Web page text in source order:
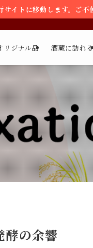
イトに移動します。ご
リジナル品 酒蔵に訪れる
酵の余響